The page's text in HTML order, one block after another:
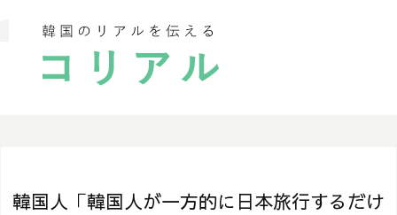
韓国人「韓国人が一方的に日本旅行するだけ